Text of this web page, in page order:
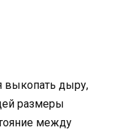
выкопать дыру,
размеры
между